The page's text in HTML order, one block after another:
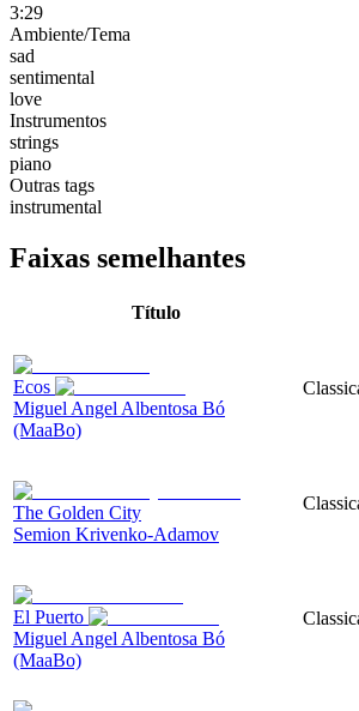
3:29
Ambiente/Tema
sad
sentimental
love
Instrumentos
strings
piano
Outras tags
instrumental
Faixas semelhantes
Título
Ecos
Miguel Angel Albentosa Bó
(MaaBo)
The Golden City
Semion Krivenko-Adamov
El Puerto
Miguel Angel Albentosa Bó
(MaaBo)